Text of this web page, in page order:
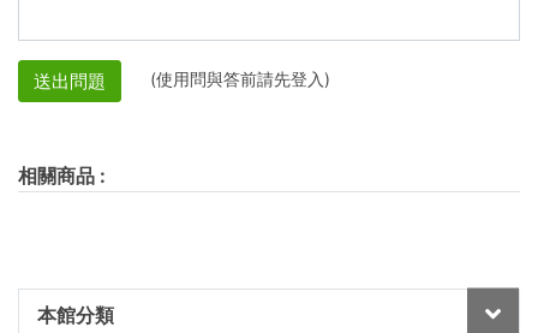
本館分類
送出問題 (使用問與答前請先登入)
相關商品 :